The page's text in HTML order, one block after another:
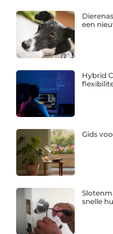
een
Hybrid
Gids
snelle